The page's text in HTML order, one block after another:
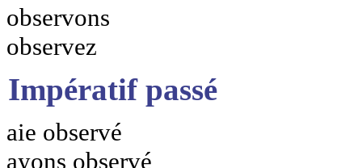
observons
observez
Impératif passé
aie observé
ayons observé